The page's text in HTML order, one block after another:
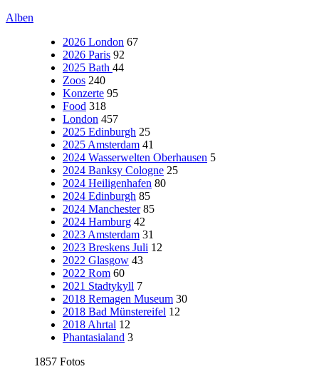
Alben
2026 London 67
2026 Paris 92
2025 Bath 44
Zoos 240
Konzerte 95
Food 318
London 457
2025 Edinburgh 25
2025 Amsterdam 41
2024 Wasserwelten Oberhausen 5
2024 Banksy Cologne 25
2024 Heiligenhafen 80
2024 Edinburgh 85
2024 Manchester 85
2024 Hamburg 42
2023 Amsterdam 31
2023 Breskens Juli 12
2022 Glasgow 43
2022 Rom 60
2021 Stadtykyll 7
2018 Remagen Museum 30
2018 Bad Münstereifel 12
2018 Ahrtal 12
Phantasialand 3
1857 Fotos